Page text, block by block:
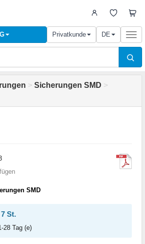
Privatkunde DE
> Sicherungen SMD >
SMD
St.
28 Tag (e)